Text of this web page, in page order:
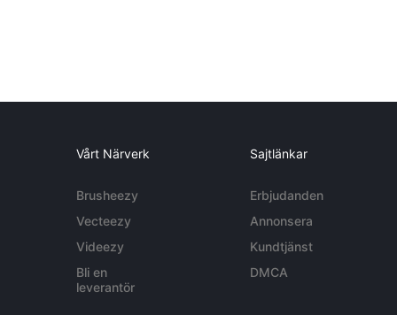
Vårt Närverk
Brusheezy
Vecteezy
Videezy
Bli en
leverantör
Sajtlänkar
Erbjudanden
Annonsera
Kundtjänst
DMCA